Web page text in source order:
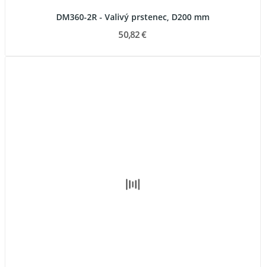
DM360-2R - Valivý prstenec, D200 mm
50,82 €